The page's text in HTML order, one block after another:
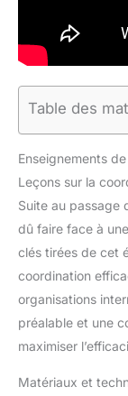
Table des
Enseignements
Leçons sur la
Suite au passage
dû faire face à
clés tirées de cet
coordination
organisations
préalable et une
maximiser
Matériaux et